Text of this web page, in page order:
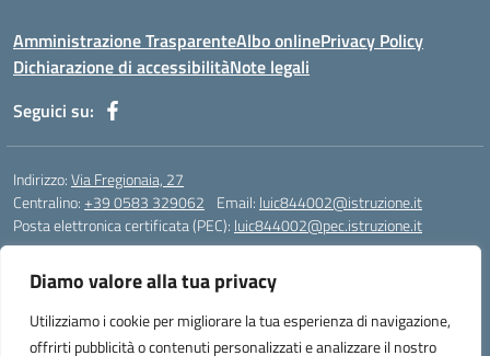
Diamo valore alla tua privacy
Utilizziamo i cookie per migliorare la tua esperienza di navigazione,
offrirti pubblicità o contenuti personalizzati e analizzare il nostro
Amministrazione TrasparenteAlbo onlinePrivacy Policy
Dichiarazione di accessibilitàNote legali
Seguici su:
Indirizzo:Via Fregionaia, 27
Centralino:+39 0583 329062 Email: luic844002@istruzione.it
Posta elettronica certificata (PEC): luic844002@pec.istruzione.it
Codice meccanografico:luic844002
Codice Indice delle Pubbliche Amministrazioni (IPA): istsc_luic844002
Codice unico di fatturazione (CUF): UF76KO